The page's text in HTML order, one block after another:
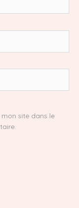
site dans le